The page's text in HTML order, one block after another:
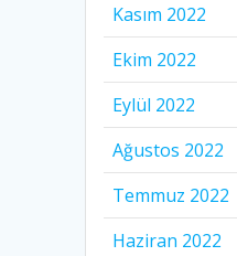
Kasım 2022
Ekim 2022
Eylül 2022
Ağustos 2022
Temmuz 2022
Haziran 2022